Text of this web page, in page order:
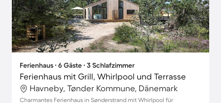
Ferienhaus ∙ 6 Gäste ∙ 3 Schlafzimmer
Ferienhaus mit Grill, Whirlpool und Terrasse
Havneby, Tønder Kommune, Dänemark
Charmantes Ferienhaus in Sønderstrand mit Whirlpool für